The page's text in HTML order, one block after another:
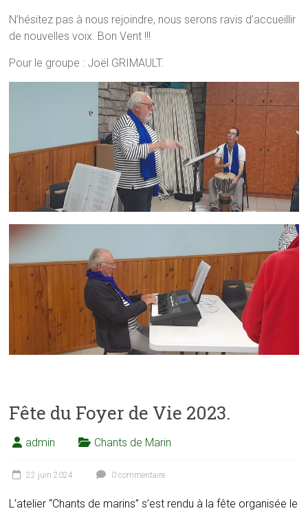
N’hésitez pas à nous rejoindre, nous serons ravis d’accueillir
de nouvelles voix. Bon Vent !!!
Pour le groupe : Joël GRIMAULT.
Fête du Foyer de Vie 2023.
admin Chants de Marin
22 juin 2024 0 commentaire
L’atelier “Chants de marins” s’est rendu à la fête organisée le